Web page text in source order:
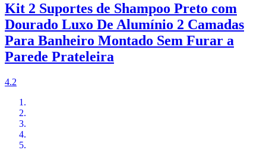
Kit 2 Suportes de Shampoo Preto com
Dourado Luxo De Alumínio 2 Camadas
Para Banheiro Montado Sem Furar a
Parede Prateleira
4.2